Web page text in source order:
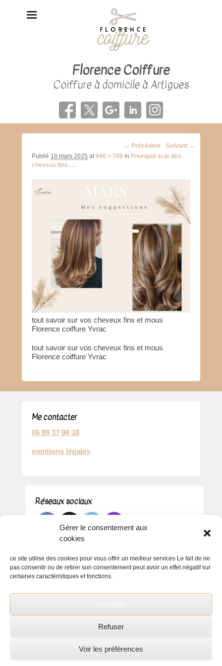
Gérer le consentement aux
cookies
ce site utilise des cookies pour vous offrir un meilleur services Le fait de ne
pas consentir ou de retirer son consentement peut avoir un effet négatif sur
certaines caractéristiques et fonctions.
Refuser
Voir les préférences
Florence Coiffure
Coiffure à domicile à Artigues
Navigation
d'image
← Précédent
Suivant →
Publié 16 mars 2025 at940 × 788 in Pourquoi ai-je des
cheveux fins….
tout savoir sur vos cheveux fins et mous
Florence coiffure Yvrac
tout savoir sur vos cheveux fins et mous
Florence coiffure Yvrac
Me contacter
06 89 37 98 38
mentions légales
Réseaux sociaux